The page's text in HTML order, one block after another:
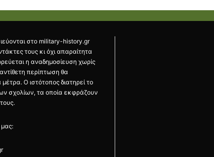
στο military-history.gr
τους κι όχι απαραίτητα
η αναδημοσίευση χωρίς
περίπτωση θα
Ο ιστότοπος διατηρεί το
σχολίων, τα οποία εκφράζουν
μας: